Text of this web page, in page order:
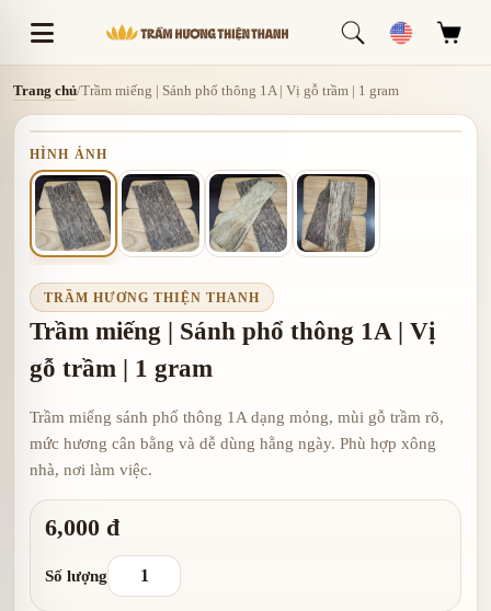
Trang chủ/Trầm miếng | Sánh phổ thông 1A | Vị gỗ trầm | 1 gram
HÌNH ẢNH
TRẦM HƯƠNG THIỆN THANH
Trầm miếng | Sánh phổ thông 1A | Vị
gỗ trầm | 1 gram
Trầm miếng sánh phổ thông 1A dạng mỏng, mùi gỗ trầm rõ,
mức hương cân bằng và dễ dùng hằng ngày. Phù hợp xông
nhà, nơi làm việc.
6,000 đ
Số lượng